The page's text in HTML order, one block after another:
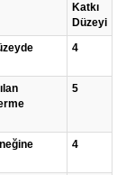
Katkı
Düzeyi
4
5
4